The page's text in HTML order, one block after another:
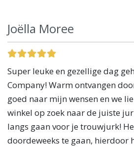
Joëlla Moree
Super leuke en gezellige dag
Company! Warm ontvangen
goed naar mijn wensen en we
winkel op zoek naar de juiste
langs gaan voor je trouwjurk!
doordeweeks te gaan, hierdoor